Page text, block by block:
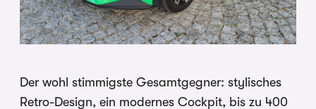
Der wohl stimmigste Gesamtgegner: stylisches
Retro-Design, ein modernes Cockpit, bis zu 400